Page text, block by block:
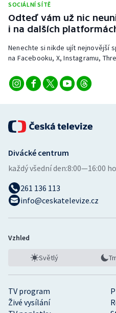
SOCIÁLNÍ SÍTĚ
Odteď vám už nic
i na dalších
Nenechte si nikde ujít nejnovější
na Facebooku, X, Instagramu,
TV program
Živé vysílání
Divácké centrum
každý všední den:8:00—16:00
261 136 113
info@ceskatelevize.cz
Vzhled
Světlý